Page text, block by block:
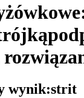
wynik:strit